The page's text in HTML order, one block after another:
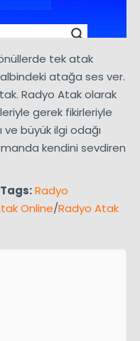
tek atak
atağa ses ver.
Radyo Atak olarak
gerek fikirleriyle
ve büyük ilgi odağı
kendini sevdiren
Tags:Radyo
Online/Radyo Atak